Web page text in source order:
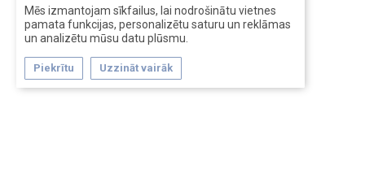
Mēs izmantojam sīkfailus, lai nodrošinātu vietnes
pamata funkcijas, personalizētu saturu un reklāmas
un analizētu mūsu datu plūsmu.
Piekrītu Uzzināt vairāk